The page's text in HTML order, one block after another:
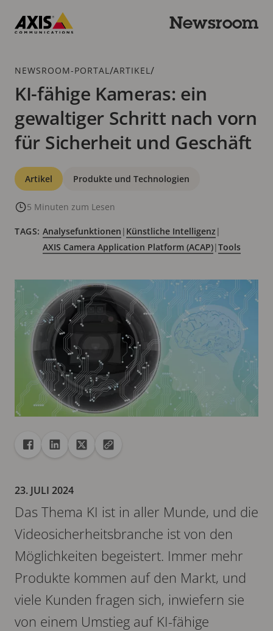
Hauptinhalt
springen
Newsroom
Breadcrumb
NEWSROOM-PORTAL /ARTIKEL /
KI-fähige Kameras: ein
gewaltiger Schritt nach vorn
für Sicherheit und Geschäft
Kategorien
Artikel Produkte und Technologien
5 Minuten zum Lesen
TAGS: Analysefunktionen | Künstliche Intelligenz |
AXIS Camera Application Platform (ACAP)|Tools
Freigabe
Teilen auf Facebook
Teilen auf Linkedin
Teilen auf XURL in die Zwischenablage kopieren
23. JULI 2024
Das Thema KI ist in aller Munde, und die
Videosicherheitsbranche ist von den
Möglichkeiten begeistert. Immer mehr
Produkte kommen auf den Markt, und
viele Kunden fragen sich, inwiefern sie
von einem Umstieg auf KI-fähige